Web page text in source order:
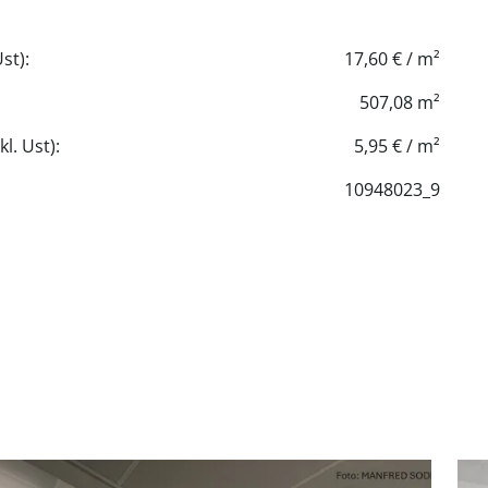
17,60 € / m²
507,08 m²
Ust):
5,95 € / m²
10948023_9